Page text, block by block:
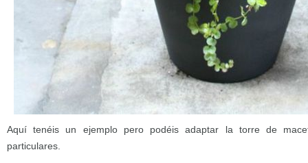
Aquí tenéis un ejemplo pero podéis adaptar la torre de
particulares.